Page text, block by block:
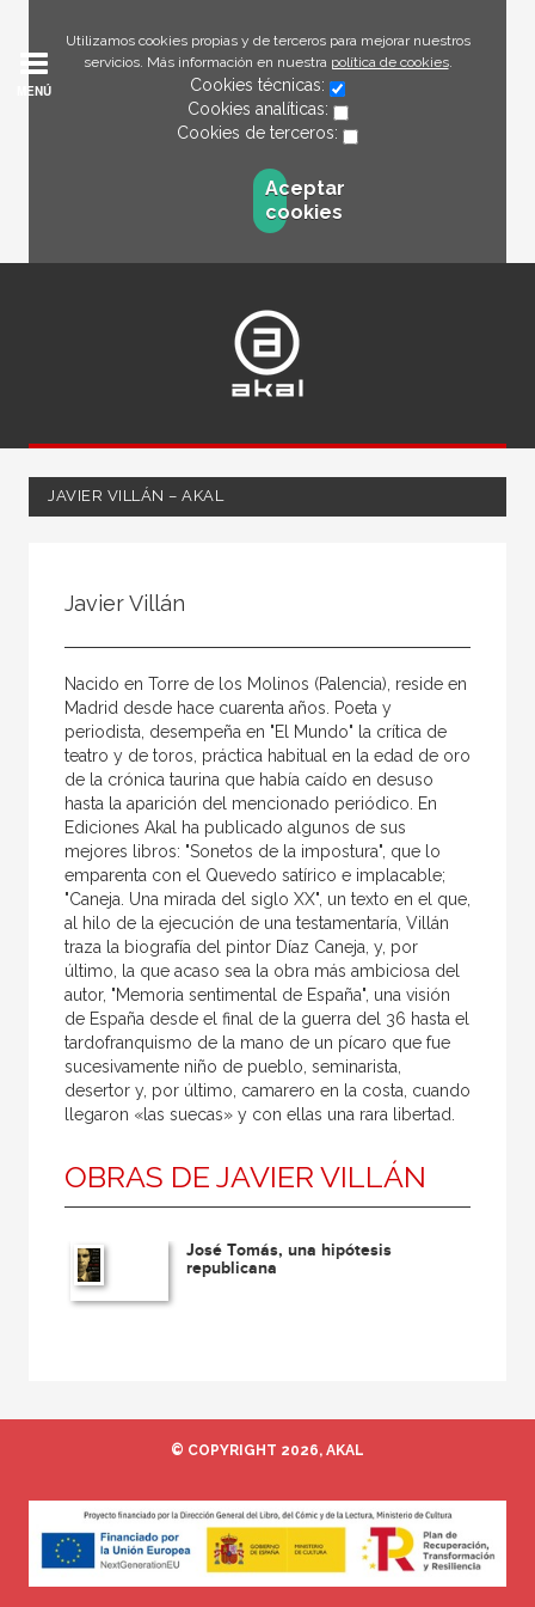
Utilizamos cookies propias y de terceros para mejorar nuestros
servicios. Más información en nuestra política de cookies.
Cookies técnicas:
Cookies analíticas:
Cookies de terceros:
Aceptar
cookies
MENÚ
JAVIER VILLÁN – AKAL
Coordinador
Editor
Editora
Escritor
Escritora
Ilustrador
Prologuista
Traductor
Traductora
Javier Villán
Nacido en Torre de los Molinos (Palencia), reside en
Madrid desde hace cuarenta años. Poeta y
periodista, desempeña en "El Mundo" la crítica de
teatro y de toros, práctica habitual en la edad de oro
de la crónica taurina que había caído en desuso
hasta la aparición del mencionado periódico. En
Ediciones Akal ha publicado algunos de sus
mejores libros: "Sonetos de la impostura", que lo
emparenta con el Quevedo satírico e implacable;
"Caneja. Una mirada del siglo XX", un texto en el que,
al hilo de la ejecución de una testamentaría, Villán
traza la biografía del pintor Díaz Caneja, y, por
último, la que acaso sea la obra más ambiciosa del
autor, "Memoria sentimental de España", una visión
de España desde el final de la guerra del 36 hasta el
tardofranquismo de la mano de un pícaro que fue
sucesivamente niño de pueblo, seminarista,
desertor y, por último, camarero en la costa, cuando
llegaron «las suecas» y con ellas una rara libertad.
OBRAS DE JAVIER VILLÁN
José Tomás, una hipótesis
republicana
© COPYRIGHT 2026, AKAL